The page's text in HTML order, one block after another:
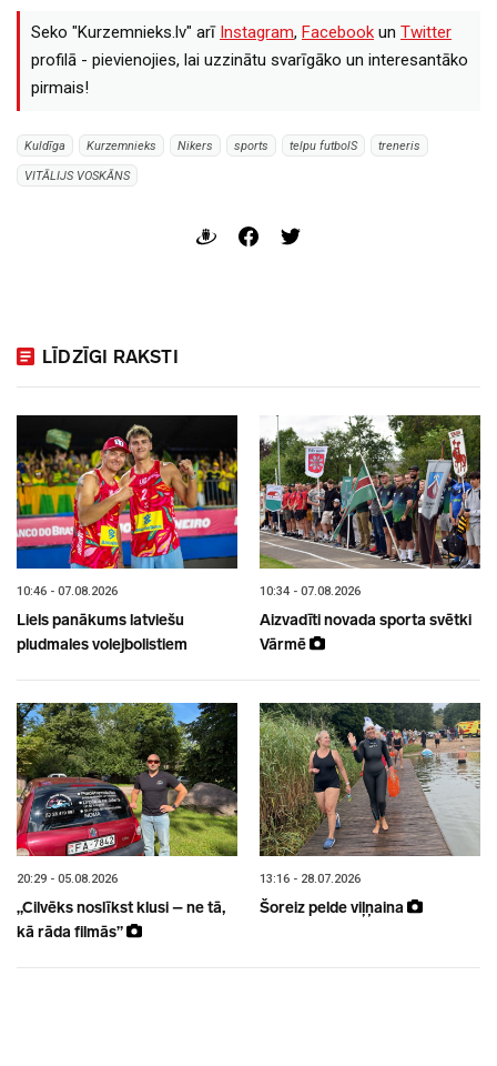
Seko "Kurzemnieks.lv" arī Instagram, Facebook un Twitter
profilā - pievienojies, lai uzzinātu svarīgāko un interesantāko
pirmais!
Kuldīga Kurzemnieks Nikers sports telpu futbolS treneris
VITĀLIJS VOSKĀNS
LĪDZĪGI RAKSTI
10:46 - 07.08.2026
Liels panākums latviešu
pludmales volejbolistiem
10:34 - 07.08.2026
Aizvadīti novada sporta svētki
Vārmē
20:29 - 05.08.2026
„Cilvēks noslīkst klusi – ne tā,
kā rāda filmās”
13:16 - 28.07.2026
Šoreiz pelde viļņaina